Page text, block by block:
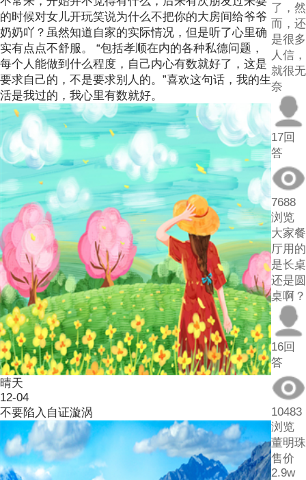
的时候对女儿开玩笑说为什么不把你的大房间给爷爷
奶奶吖？虽然知道自家的实际情况，但是听了心里确
实有点点不舒服。 “包括孝顺在内的各种私德问题，
每个人能做到什么程度，自己内心有数就好了，这是
要求自己的，不是要求别人的。”喜欢这句话，我的生
活是我过的，我心里有数就好。
晴天
12-04
不要陷入自证漩涡
了，然
而，还
是很多
人信，
就很无
奈
17回
答
7688
浏览
大家餐
厅用的
是长桌
还是圆
桌啊？
16回
答
10483
浏览
董明珠
售价
2.9w